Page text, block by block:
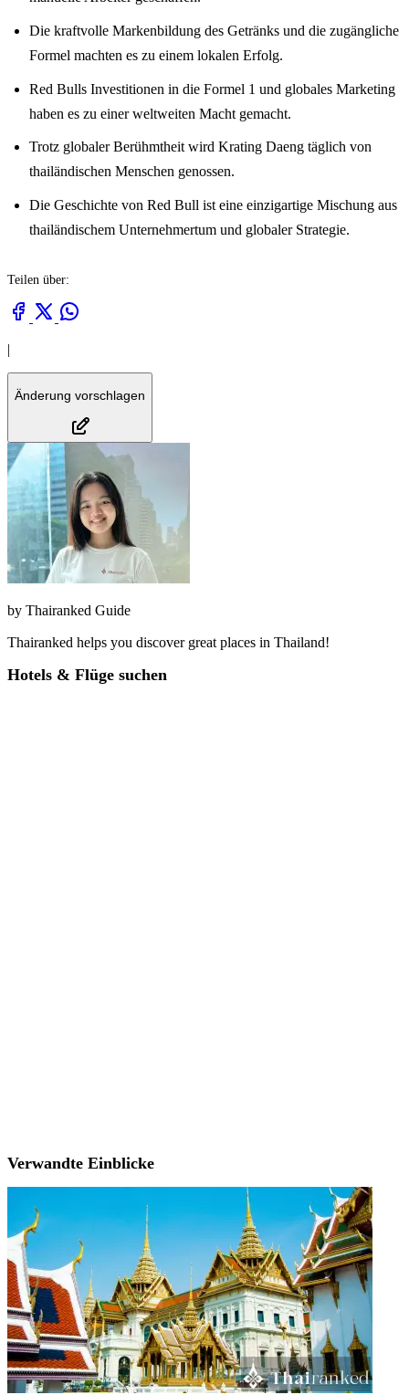
Die kraftvolle Markenbildung des Getränks und die zugängliche
Formel machten es zu einem lokalen Erfolg.
Red Bulls Investitionen in die Formel 1 und globales Marketing
haben es zu einer weltweiten Macht gemacht.
Trotz globaler Berühmtheit wird Krating Daeng täglich von
thailändischen Menschen genossen.
Die Geschichte von Red Bull ist eine einzigartige Mischung aus
thailändischem Unternehmertum und globaler Strategie.
Teilen über:
|
Änderung vorschlagen
by Thairanked Guide
Thairanked helps you discover great places in Thailand!
Hotels & Flüge suchen
Verwandte Einblicke